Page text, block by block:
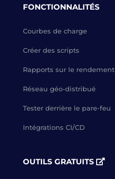
FONCTIONNALITÉS
Courbes de charge
Créer des scripts
Rapports sur le rendement
Réseau géo-distribué
Tester derrière le pare-feu
Intégrations CI/CD
OUTILS GRATUITS